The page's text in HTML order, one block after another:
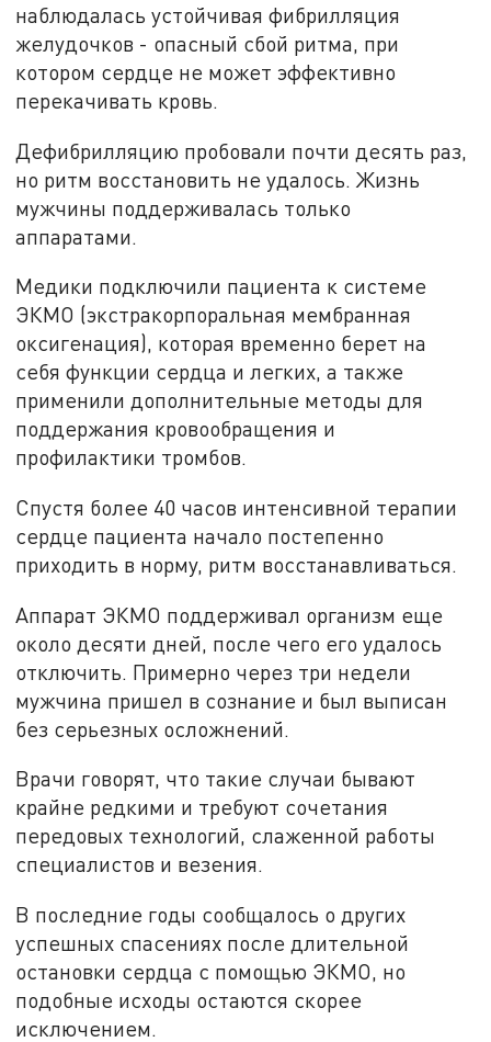
наблюдалась устойчивая фибрилляция
желудочков - опасный сбой ритма, при
котором сердце не может эффективно
перекачивать кровь.
Дефибрилляцию пробовали почти десять раз,
но ритм восстановить не удалось. Жизнь
мужчины поддерживалась только
аппаратами.
Медики подключили пациента к системе
ЭКМО (экстракорпоральная мембранная
оксигенация), которая временно берет на
себя функции сердца и легких, а также
применили дополнительные методы для
поддержания кровообращения и
профилактики тромбов.
Спустя более 40 часов интенсивной терапии
сердце пациента начало постепенно
приходить в норму, ритм восстанавливаться.
Аппарат ЭКМО поддерживал организм еще
около десяти дней, после чего его удалось
отключить. Примерно через три недели
мужчина пришел в сознание и был выписан
без серьезных осложнений.
Врачи говорят, что такие случаи бывают
крайне редкими и требуют сочетания
передовых технологий, слаженной работы
специалистов и везения.
В последние годы сообщалось о других
успешных спасениях после длительной
остановки сердца с помощью ЭКМО, но
подобные исходы остаются скорее
исключением.